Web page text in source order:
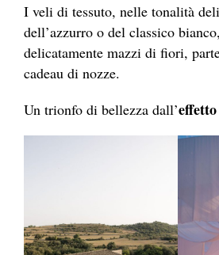
I veli di tessuto, nelle tonalità
dell’azzurro o del classico
delicatamente mazzi di fiori,
cadeau di nozze.
Un trionfo di bellezza dall’